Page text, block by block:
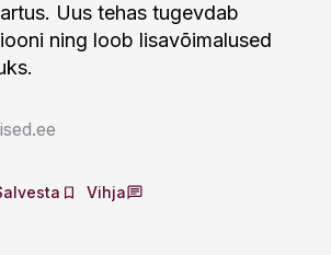
Uus tehas tugevdab
ning loob lisavõimalused
Vihja